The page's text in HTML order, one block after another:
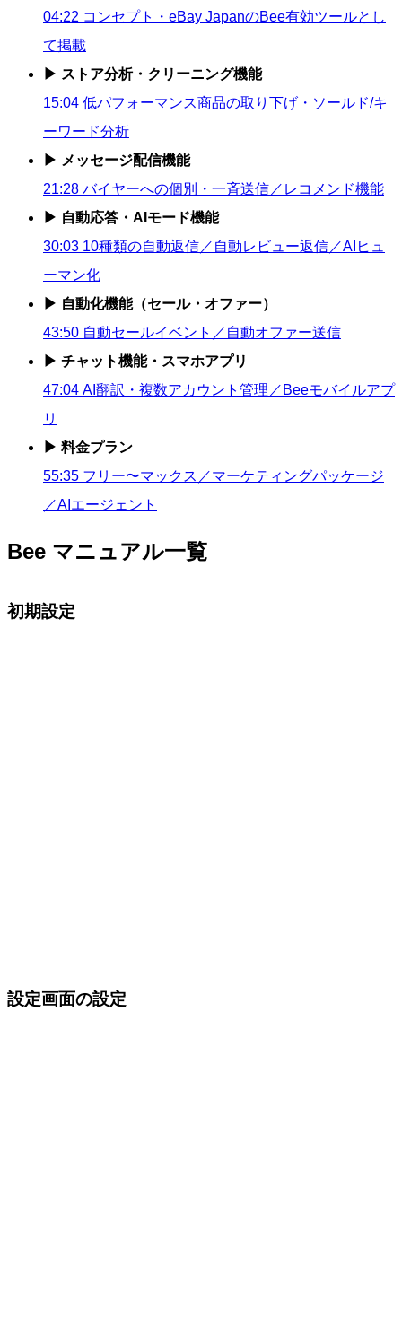
04:22 コンセプト・eBay JapanのBee有効ツールとし
て掲載
▶ ストア分析・クリーニング機能
15:04 低パフォーマンス商品の取り下げ・ソールド/キ
ーワード分析
▶ メッセージ配信機能
21:28 バイヤーへの個別・一斉送信／レコメンド機能
▶ 自動応答・AIモード機能
30:03 10種類の自動返信／自動レビュー返信／AIヒュ
ーマン化
▶ 自動化機能（セール・オファー）
43:50 自動セールイベント／自動オファー送信
▶ チャット機能・スマホアプリ
47:04 AI翻訳・複数アカウント管理／Beeモバイルアプ
リ
▶ 料金プラン
55:35 フリー〜マックス／マーケティングパッケージ
／AIエージェント
Bee マニュアル一覧
初期設定
設定画面の設定